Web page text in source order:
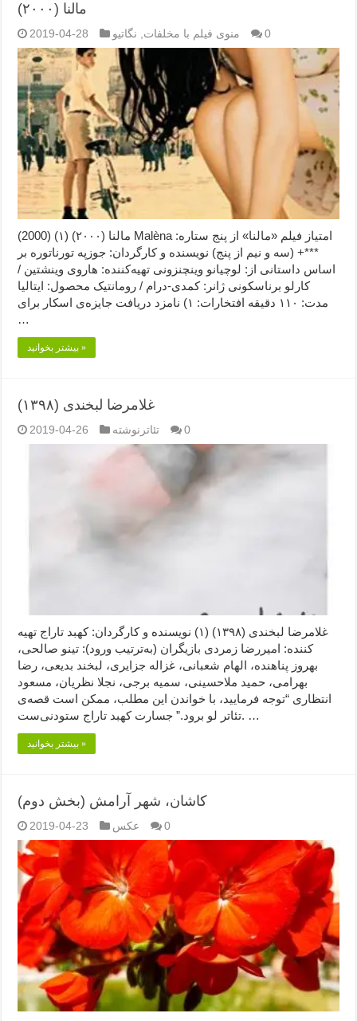
مالنا (۲۰۰۰)
2019-04-28 منوی فیلم با مخلفات, نگاتیو 0
مالنا (۲۰۰۰) (۱) (2000) Malèna امتیاز فیلم «مالنا» از پنج ستاره:
***+ (سه و نیم از پنج) نویسنده و کارگردان: جوزپه تورناتوره بر
اساس داستانی از: لوچیانو وینچنزونی تهیه‌کننده: هاروی وینشتین /
کارلو برناسکونی ژانر: کمدی-درام / رومانتیک محصول: ایتالیا
مدت: ۱۱۰ دقیقه افتخارات: ۱) نامزد دریافت جایزه‌ی اسکار برای
…
بیشتر بخوانید »
غلامرضا لبخندی (۱۳۹۸)
2019-04-26 تئاترنوشته 0
غلامرضا لبخندی (۱۳۹۸) (۱) نویسنده و کارگردان: کهبد تاراج تهیه
کننده: امیررضا زمردی بازیگران (به‌ترتیب ورود): تینو صالحی،
بهروز پناهنده، الهام شعبانی، غزاله جزایری، لبخند بدیعی، رضا
بهرامی، حمید ملاحسینی، سمیه برجی، نجلا نظریان، مسعود
انتظاری “توجه فرمایید،‌ با خواندن این مطلب، ممکن است قصه‌ی
تئاتر لو برود.” جسارت کهبد تاراج ستودنی‌ست. …
بیشتر بخوانید »
کاشان، شهر آرامش (بخش دوم)
2019-04-23 عکس 0